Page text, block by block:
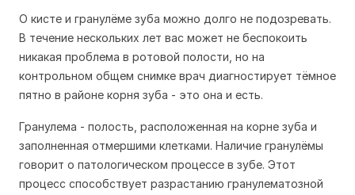
О кисте и гранулёме зуба можно долго не подозревать.
В течение нескольких лет вас может не беспокоить
никакая проблема в ротовой полости, но на
контрольном общем снимке врач диагностирует тёмное
пятно в районе корня зуба - это она и есть.
Гранулема - полость, расположенная на корне зуба и
заполненная отмершими клетками. Наличие гранулёмы
говорит о патологическом процессе в зубе. Этот
процесс способствует разрастанию гранулематозной